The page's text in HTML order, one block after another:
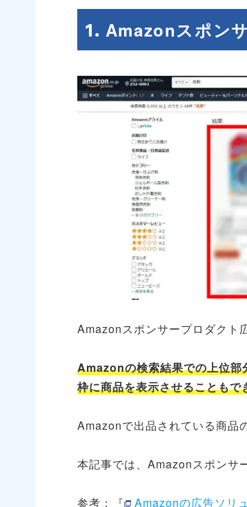
Amazonスポン
Amazonスポンサープロダクト
Amazonの検索結果での上位部
枠に商品を表示させることもで
Amazonで出品されている商品
本記事では、Amazonスポンサ
参考：『 Amazonの広告ソリ